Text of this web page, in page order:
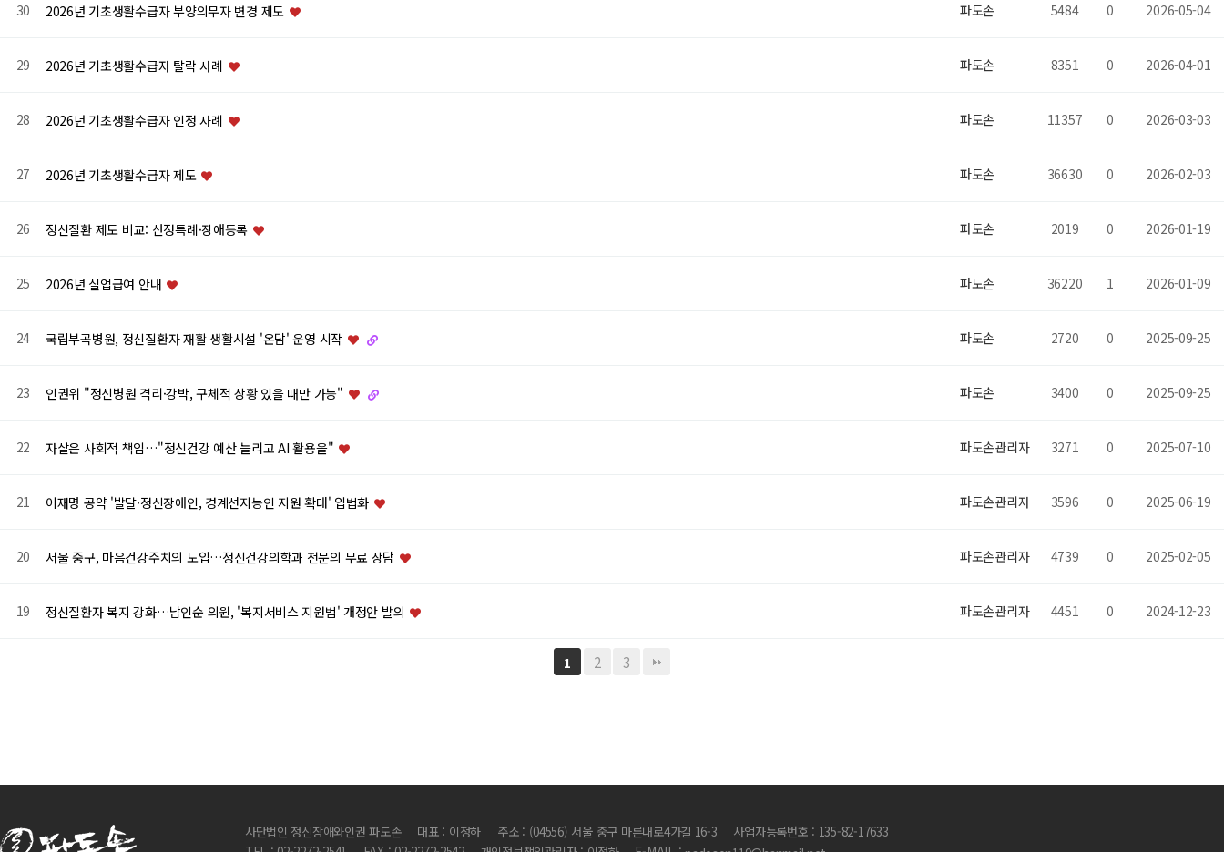
30 2026년 기초생활수급자 부양의무자 변경 제도 파도손 5484 0 2026-05-04
29 2026년 기초생활수급자 탈락 사례 파도손 8351 0 2026-04-01
28 2026년 기초생활수급자 인정 사례 파도손 11357 0 2026-03-03
27 2026년 기초생활수급자 제도 파도손 36630 0 2026-02-03
26 정신질환 제도 비교: 산정특례·장애등록 파도손 2019 0 2026-01-19
25 2026년 실업급여 안내 파도손 36220 1 2026-01-09
24 국립부곡병원, 정신질환자 재활 생활시설 '온담' 운영 시작 파도손 2720 0 2025-09-25
23 인권위 "정신병원 격리·강박, 구체적 상황 있을 때만 가능" 파도손 3400 0 2025-09-25
22 자살은 사회적 책임…"정신건강 예산 늘리고 AI 활용을" 파도손관리자 3271 0 2025-07-10
21 이재명 공약 '발달·정신장애인, 경계선지능인 지원 확대' 입법화 파도손관리자 3596 0 2025-06-19
20 서울 중구, 마음건강주치의 도입…정신건강의학과 전문의 무료 상담 파도손관리자 4739 0 2025-02-05
19 정신질환자 복지 강화…남인순 의원, '복지서비스 지원법' 개정안 발의 파도손관리자 4451 0 2024-12-23
1 2 3
사단법인 정신장애와인권 파도손 대표 : 이정하 주소 : (04556) 서울 중구 마른내로4가길 16-3
사업자등록번호 : 135-82-17633